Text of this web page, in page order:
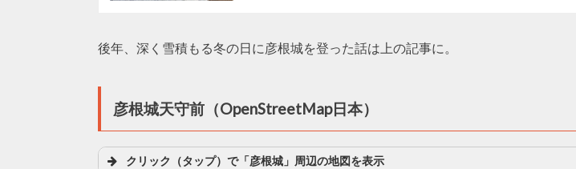
後年、深く雪積もる冬の日に彦根城を登った話は上の記事に。
彦根城天守前（OpenStreetMap日本）
クリック（タップ）で「彦根城」周辺の地図を表示